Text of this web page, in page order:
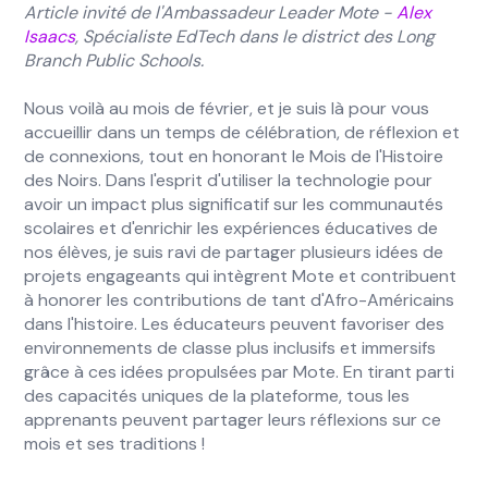
Article invité de l'Ambassadeur Leader Mote -Alex
Isaacs, Spécialiste EdTech dans le district des Long
Branch Public Schools.
Nous voilà au mois de février, et je suis là pour vous
accueillir dans un temps de célébration, de réflexion et
de connexions, tout en honorant le Mois de l'Histoire
des Noirs. Dans l'esprit d'utiliser la technologie pour
avoir un impact plus significatif sur les communautés
scolaires et d'enrichir les expériences éducatives de
nos élèves, je suis ravi de partager plusieurs idées de
projets engageants qui intègrent Mote et contribuent
à honorer les contributions de tant d'Afro-Américains
dans l'histoire. Les éducateurs peuvent favoriser des
environnements de classe plus inclusifs et immersifs
grâce à ces idées propulsées par Mote. En tirant parti
des capacités uniques de la plateforme, tous les
apprenants peuvent partager leurs réflexions sur ce
mois et ses traditions !